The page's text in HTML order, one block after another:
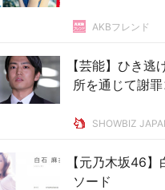
AKBフレンド
【芸能】ひき
所を通じて謝
SHOWBIZ
【元乃木坂46
ソード